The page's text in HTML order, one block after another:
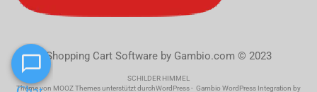
Shopping Cart Softwareby Gambio.com © 2023
SCHILDER HIMMEL
Theme von MOOZ Themesunterstützt durchWordPress- Gambio WordPress Integration by